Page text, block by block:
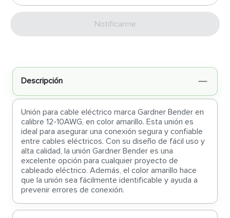
Enviar
Descripción
Unión para cable eléctrico marca Gardner Bender en
calibre 12-10AWG, en color amarillo. Esta unión es
ideal para asegurar una conexión segura y confiable
entre cables eléctricos. Con su diseño de fácil uso y
alta calidad, la unión Gardner Bender es una
excelente opción para cualquier proyecto de
cableado eléctrico. Además, el color amarillo hace
que la unión sea fácilmente identificable y ayuda a
prevenir errores de conexión.